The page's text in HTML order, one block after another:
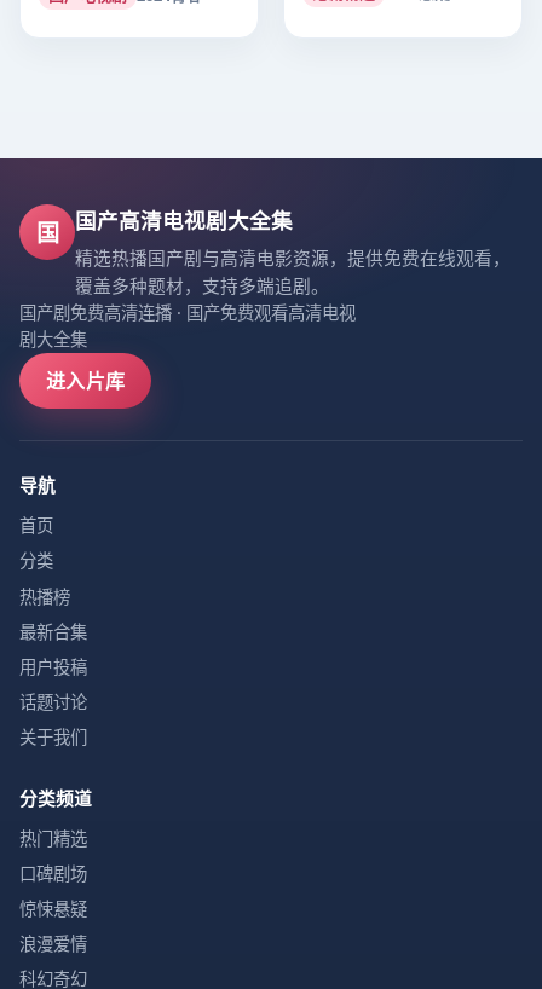
国 国产高清电视剧大全集
精选热播国产剧与高清电影资源，提供免费在线观看，
覆盖多种题材，支持多端追剧。
国产剧免费高清连播 · 国产免费观看高清电视
剧大全集
进入片库
导航
首页
分类
热播榜
最新合集
用户投稿
话题讨论
关于我们
分类频道
热门精选
口碑剧场
惊悚悬疑
浪漫爱情
科幻奇幻